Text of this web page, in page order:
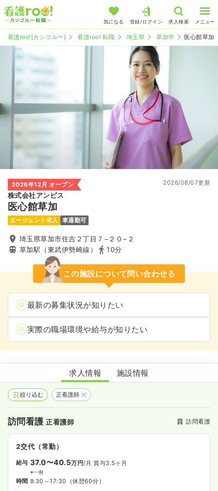
気になる 登録/ログイン 求人検索 メニュー
看護roo![カンゴルー] 看護roo! 転職 埼玉県 草加市 医心館草加
2026年12月 オープン
株式会社アンビス
医心館草加
2026/08/07更新
エージェント求人 車通勤可
埼玉県草加市住吉２丁目７−２０−２
草加駅（東武伊勢崎線）
10分
この施設について問い合わせる
最新の募集状況が知りたい
実際の職場環境や給与が知りたい
医心館草加
求人情報 施設情報
絞り込む 正看護師
訪問看護正看護師 訪問看護
2交代（常勤）
給与 37.0〜40.5万円/月 賞与3.5ヶ月
※一例
時間 8:30～17:30 （休憩60分）